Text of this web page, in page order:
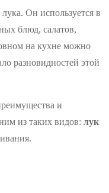
Он используется в
блюд, салатов,
на кухне можно
разновидностей этой
и
из таких видов: лук